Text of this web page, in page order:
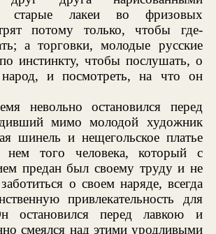
старые лакеи во фризовых
потому только, чтобы где-
а торговки, молодые русские
инстинкту, чтобы послушать, о
народ, и посмотреть, на что он
невольно остановился перед
мимо молодой художник
шинель и нещегольское платье
нем того человека, который с
предан был своему труду и не
о своем наряде, всегда
привлекательность для
остановился перед лавкою и
смеялся над этими уродливыми